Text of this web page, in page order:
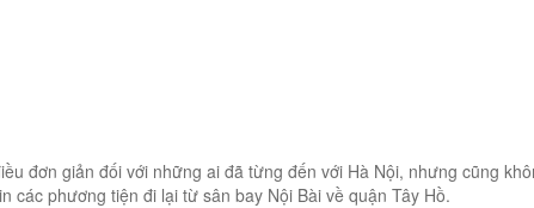
đơn giản đối với những ai đã từng đến với Hà Nội, nhưng cũng
phương tiện đi lại từ sân bay Nội Bài về quận Tây Hồ.